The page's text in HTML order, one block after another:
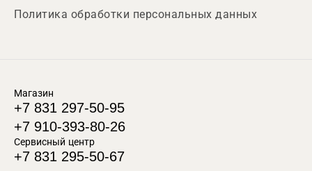
Политика обработки персональных данных
Магазин
+7 831 297-50-95
+7 910-393-80-26
Сервисный центр
+7 831 295-50-67